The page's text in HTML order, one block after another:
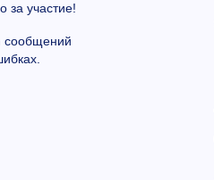
за участие!
сообщений